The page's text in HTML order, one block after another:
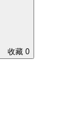
收藏 0